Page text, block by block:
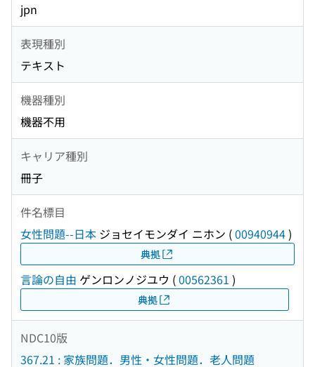
jpn
表現種別
テキスト
機器種別
機器不用
キャリア種別
冊子
件名標目
女性問題--日本 ジョセイモンダイ ニホン (00940944)
典拠
言論の自由 ゲンロンノジユウ (00562361 )
典拠
NDC10版
367.21 : 家族問題．男性・女性問題．老人問題